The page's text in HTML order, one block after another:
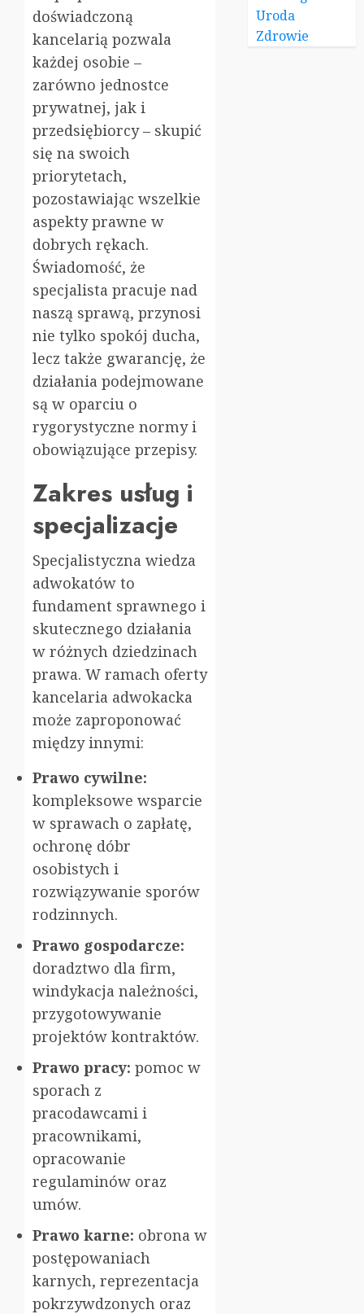
doświadczoną
kancelarią pozwala
każdej osobie –
zarówno jednostce
prywatnej, jak i
przedsiębiorcy – skupić
się na swoich
priorytetach,
pozostawiając wszelkie
aspekty prawne w
dobrych rękach.
Świadomość, że
specjalista pracuje nad
naszą sprawą, przynosi
nie tylko spokój ducha,
lecz także gwarancję, że
działania podejmowane
są w oparciu o
rygorystyczne normy i
obowiązujące przepisy.
Zakres usług i
specjalizacje
Specjalistyczna wiedza
adwokatów to
fundament sprawnego i
skutecznego działania
w różnych dziedzinach
prawa. W ramach oferty
kancelaria adwokacka
może zaproponować
między innymi:
Prawo cywilne:
kompleksowe wsparcie
w sprawach o zapłatę,
ochronę dóbr
osobistych i
rozwiązywanie sporów
rodzinnych.
Prawo gospodarcze:
doradztwo dla firm,
windykacja należności,
przygotowywanie
projektów kontraktów.
Prawo pracy: pomoc w
sporach z
pracodawcami i
pracownikami,
opracowanie
regulaminów oraz
umów.
Prawo karne: obrona w
postępowaniach
karnych, reprezentacja
pokrzywdzonych oraz
Uroda
Zdrowie